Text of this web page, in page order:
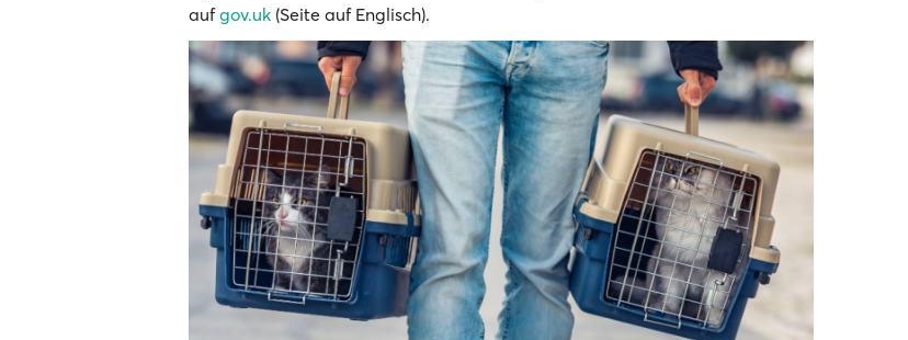
aufgov.uk (Seite auf Englisch).